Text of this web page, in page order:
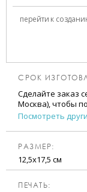
перейти к
СРОК
Сделайте заказ
Москва), чтобы
Посмотреть
РАЗМЕР:
12,5х17,5 см
ПЕЧАТЬ: